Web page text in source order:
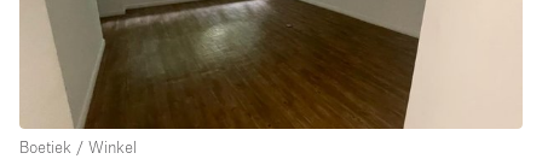
Boetiek / Winkel